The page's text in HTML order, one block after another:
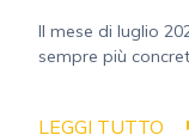
Il mese di luglio
sempre più
LEGGI TUTTO